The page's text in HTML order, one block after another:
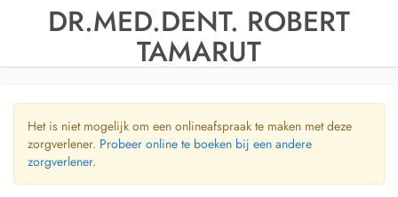
DR.MED.DENT. ROBERT
TAMARUT
Het is niet mogelijk om een onlineafspraak te maken met deze
zorgverlener. Probeer online te boeken bij een andere
zorgverlener.